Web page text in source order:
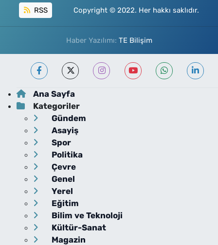
RSS Copyright © 2022. Her hakkı saklıdır.
Haber Yazılımı: TE Bilişim
Ana Sayfa
Kategoriler
Gündem
Asayiş
Spor
Politika
Çevre
Genel
Yerel
Eğitim
Bilim ve Teknoloji
Kültür-Sanat
Magazin